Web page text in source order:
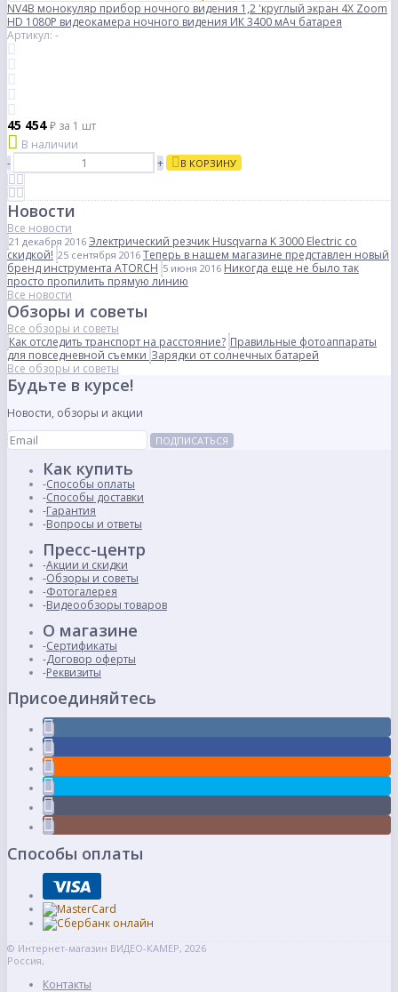
NV4B монокуляр прибор ночного видения 1,2 'круглый экран 4X Zoom
HD 1080P видеокамера ночного видения ИК 3400 мАч батарея
Артикул: -
45 454₽ за 1 шт
В наличии
-
+ В КОРЗИНУ
Новости
Все новости
21 декабря 2016 Электрический резчик Husqvarna K 3000 Electric со
скидкой! 25 сентября 2016 Теперь в нашем магазине представлен новый
бренд инструмента ATORCH 5 июня 2016 Никогда еще не было так
просто пропилить прямую линию
Все новости
Обзоры и советы
Все обзоры и советы
Как отследить транспорт на расстояние? Правильные фотоаппараты
для повседневной съемки Зарядки от солнечных батарей
Все обзоры и советы
Будьте в курсе!
Новости, обзоры и акции
ПОДПИСАТЬСЯ
Как купить
Способы оплаты
Способы доставки
Гарантия
Вопросы и ответы
Пресс-центр
Акции и скидки
Обзоры и советы
Фотогалерея
Видеообзоры товаров
О магазине
Сертификаты
Договор оферты
Реквизиты
Присоединяйтесь
Способы оплаты
© Интернет-магазин ВИДЕО-КАМЕР, 2026
Россия,
Контакты